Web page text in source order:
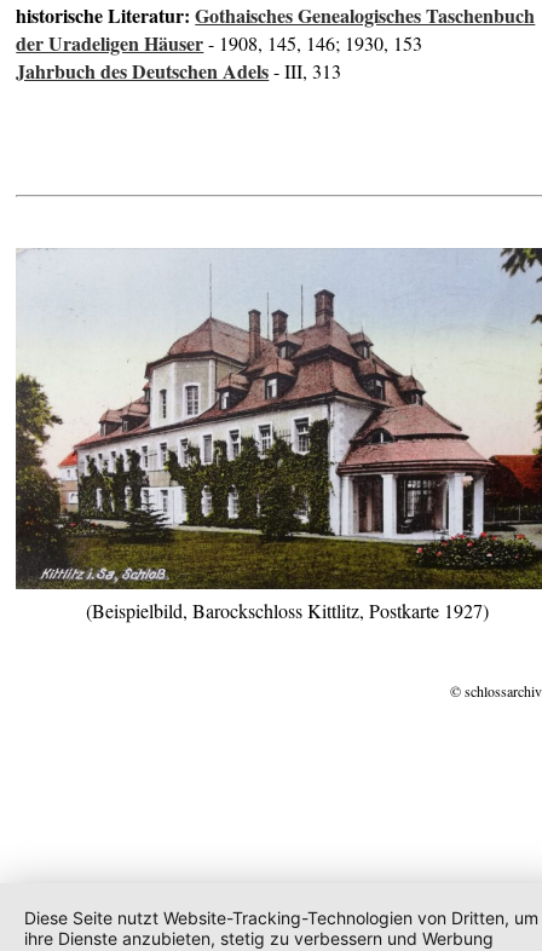
historische Literatur:Gothaisches Genealogisches Taschenbuch
der Uradeligen Häuser- 1908, 145, 146; 1930, 153
Jahrbuch des Deutschen Adels- III, 313
(Beispielbild, Barockschloss Kittlitz, Postkarte 1927)
©
Diese Seite nutzt Website-Tracking-Technologien von Dritten, um
ihre Dienste anzubieten, stetig zu verbessern und Werbung